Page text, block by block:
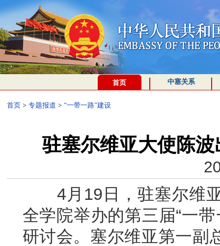
首页 中塞关系
首页 > 专题报道 > “一带一路”建设
驻塞尔维亚大使陈
4月19日，驻塞尔维亚
全学院举办的第三届“一
研讨会。塞尔维亚第一副